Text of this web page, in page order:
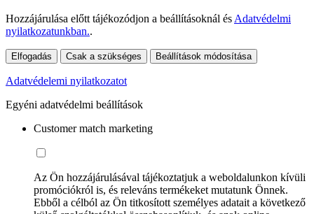
Hozzájárulása előtt tájékozódjon a beállításoknál és Adatvédelmi
nyilatkozatunkban..
Elfogadás Csak a szükséges Beállítások módosítása
Adatvédelemi nyilatkozatot
Egyéni adatvédelmi beállítások
Customer match marketing
Az Ön hozzájárulásával tájékoztatjuk a weboldalunkon kívüli
promóciókról is, és releváns termékeket mutatunk Önnek.
Ebből a célból az Ön titkosított személyes adatait a következő